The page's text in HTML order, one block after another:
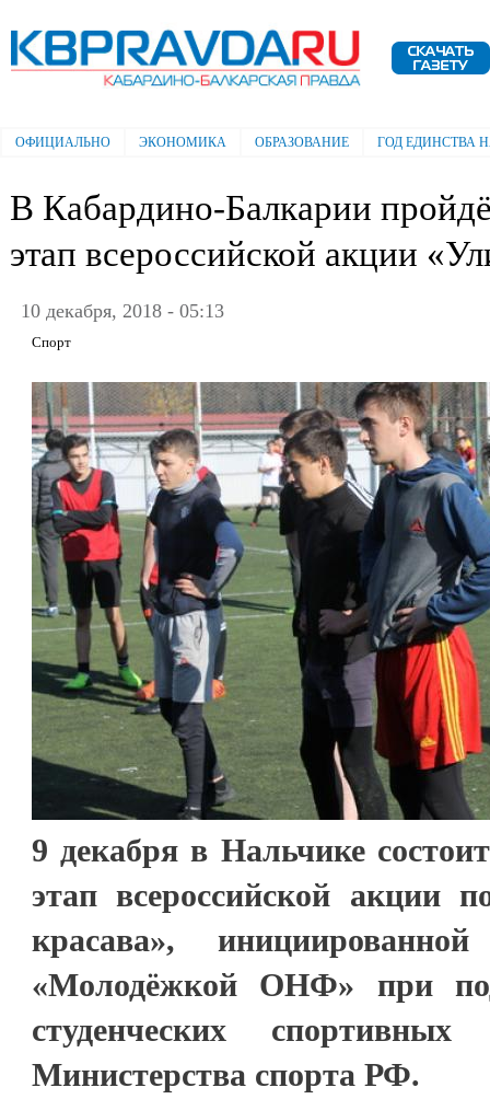
Электронная газета "Кабардино-
Балкарская правда"
Главное меню
ОФИЦИАЛЬНО ЭКОНОМИКА ОБРАЗОВАНИЕ ГОД ЕДИНСТВА
В Кабардино-Балкарии
этап всероссийской акции
10 декабря, 2018 - 05:13
Спорт
9 декабря в Нальчике
этап всероссийской акции
красава»,
«Молодёжкой ОНФ» при
студенческих
Министерства спорта РФ.